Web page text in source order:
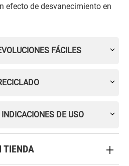
efecto de desvanecimiento en
FÁCILES
DE USO
TIENDA